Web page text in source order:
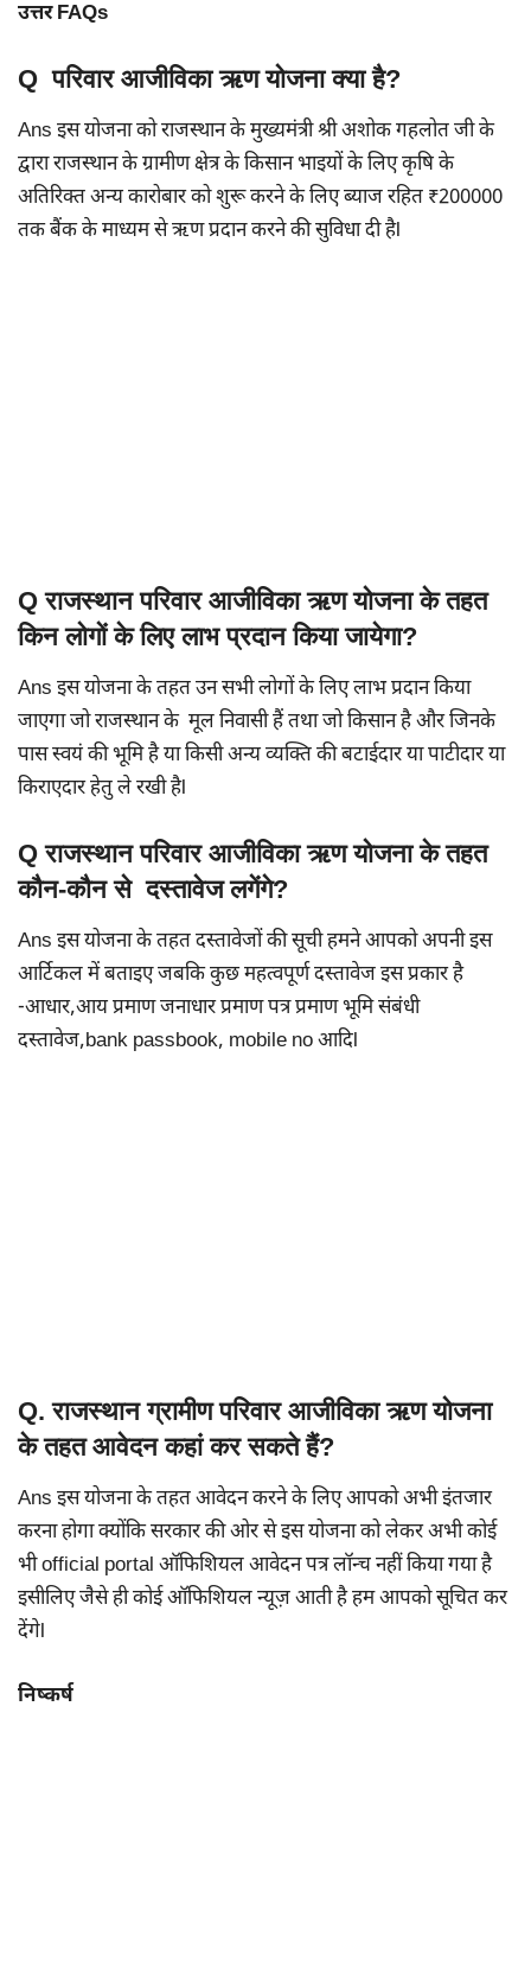
उत्तर FAQs
Q परिवार आजीविका ऋण योजना क्या है?
Ans इस योजना को राजस्थान के मुख्यमंत्री श्री अशोक गहलोत जी के
द्वारा राजस्थान के ग्रामीण क्षेत्र के किसान भाइयों के लिए कृषि के
अतिरिक्त अन्य कारोबार को शुरू करने के लिए ब्याज रहित ₹200000
तक बैंक के माध्यम से ऋण प्रदान करने की सुविधा दी हैl
Q राजस्थान परिवार आजीविका ऋण योजना के तहत
किन लोगों के लिए लाभ प्रदान किया जायेगा?
Ans इस योजना के तहत उन सभी लोगों के लिए लाभ प्रदान किया
जाएगा जो राजस्थान के मूल निवासी हैं तथा जो किसान है और जिनके
पास स्वयं की भूमि है या किसी अन्य व्यक्ति की बटाईदार या पाटीदार या
किराएदार हेतु ले रखी हैl
Q राजस्थान परिवार आजीविका ऋण योजना के तहत
कौन-कौन से दस्तावेज लगेंगे?
Ans इस योजना के तहत दस्तावेजों की सूची हमने आपको अपनी इस
आर्टिकल में बताइए जबकि कुछ महत्वपूर्ण दस्तावेज इस प्रकार है
-आधार,आय प्रमाण जनाधार प्रमाण पत्र प्रमाण भूमि संबंधी
दस्तावेज,bank passbook, mobile no आदिl
Q. राजस्थान ग्रामीण परिवार आजीविका ऋण योजना
के तहत आवेदन कहां कर सकते हैं?
Ans इस योजना के तहत आवेदन करने के लिए आपको अभी इंतजार
करना होगा क्योंकि सरकार की ओर से इस योजना को लेकर अभी कोई
भी official portal ऑफिशियल आवेदन पत्र लॉन्च नहीं किया गया है
इसीलिए जैसे ही कोई ऑफिशियल न्यूज़ आती है हम आपको सूचित कर
देंगेl
निष्कर्ष